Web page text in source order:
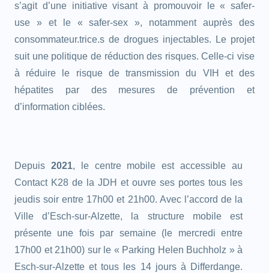
s’agit d’une initiative visant à promouvoir le « safer-
use » et le « safer-sex », notamment auprès des
consommateur.trice.s de drogues injectables. Le projet
suit une politique de réduction des risques. Celle-ci vise
à réduire le risque de transmission du VIH et des
hépatites par des mesures de prévention et
d’information ciblées.
Depuis 2021, le centre mobile est accessible au
Contact K28 de la JDH et ouvre ses portes tous les
jeudis soir entre 17h00 et 21h00. Avec l’accord de la
Ville d’Esch-sur-Alzette, la structure mobile est
présente une fois par semaine (le mercredi entre
17h00 et 21h00) sur le « Parking Helen Buchholz » à
Esch-sur-Alzette et tous les 14 jours à Differdange.